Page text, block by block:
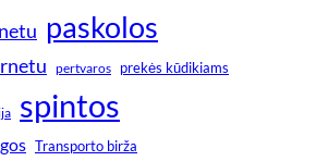
paskolos
pertvaros prekės kūdikiams
spintos
Transporto birža